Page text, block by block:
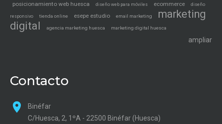
posicionamiento web huesca
diseño web para móviles ecommerce diseño
responsivo tienda online esepe estudio email marketing
marketing
digital
agencia marketing huesca marketing digital huesca
ampliar
Contacto
Binéfar
C/Huesca, 2, 1ºA - 22500 Binéfar (Huesca)